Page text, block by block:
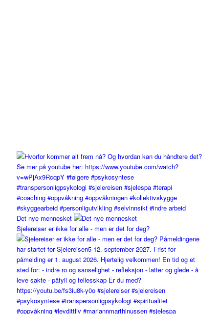
Det nye mennesket
Sjelereiser er ikke for alle - men er det for deg?